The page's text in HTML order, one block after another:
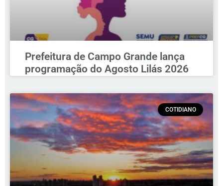
Prefeitura de Campo Grande lança
programação do Agosto Lilás 2026
COTIDIANO